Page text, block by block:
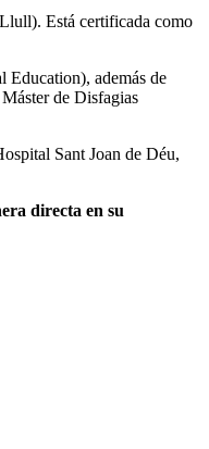
Está certificada como
Education), además de
de Disfagias
Sant Joan de Déu,
directa en su